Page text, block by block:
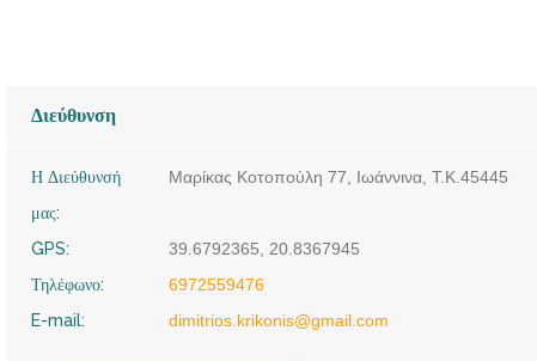
Διεύθυνση
Η Διεύθυνσή
μας:
Μαρίκας Κοτοπούλη 77, Ιωάννινα, Τ.Κ.45445
GPS:
39.6792365, 20.8367945
Τηλέφωνο:
6972559476
E-mail:
dimitrios.krikonis@gmail.com